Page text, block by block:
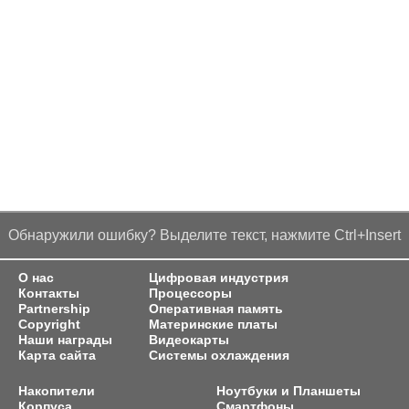
Обнаружили ошибку? Выделите текст, нажмите Ctrl+Insert
О нас
Контакты
Partnership
Copyright
Наши награды
Карта сайта
Цифровая индустрия
Процессоры
Оперативная память
Материнские платы
Видеокарты
Системы охлаждения
Накопители
Ноутбуки и Планшеты